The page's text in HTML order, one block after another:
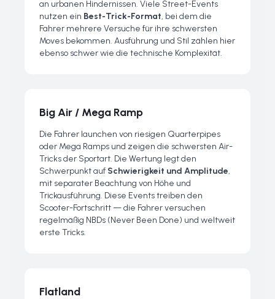
an urbanen Hindernissen. Viele Street-Events
nutzen ein Best-Trick-Format, bei dem die
Fahrer mehrere Versuche für ihre schwersten
Moves bekommen. Ausführung und Stil zählen hier
ebenso schwer wie die technische Komplexität.
Big Air / Mega Ramp
Die Fahrer launchen von riesigen Quarterpipes
oder Mega Ramps und zeigen die schwersten Air-
Tricks der Sportart. Die Wertung legt den
Schwerpunkt auf Schwierigkeit und Amplitude,
mit separater Beachtung von Höhe und
Trickausführung. Diese Events treiben den
Scooter-Fortschritt — die Fahrer versuchen
regelmäßig NBDs (Never Been Done) und weltweit
erste Tricks.
Flatland